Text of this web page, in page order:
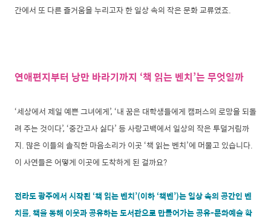
간에서 또 다른 즐거움을 누리고자 한 일상 속의 작은 문화 교류였죠.
연애편지부터 낭만 바라기까지 ‘책 읽는 벤치’는 무엇일까
‘세상에서 제일 예쁜 그녀에게’, ‘내 꿈은 대학생들에게 캠퍼스의 로망을 되돌
려 주는 것이다’, ‘중간고사 싫다’ 등 사랑고백에서 일상의 작은 투덜거림까
지. 많은 이들의 솔직한 마음소리가 이곳 ‘책 읽는 벤치’에 머물고 있습니다.
이 사연들은 어떻게 이곳에 도착하게 된 걸까요?
전라도 광주에서 시작된 ‘책 읽는 벤치’(이하 ‘책벤’)는 일상 속의 공간인 벤
치를, 책을 통해 이웃과 공유하는 도서관으로 만들어가는 공유-문화예술 확